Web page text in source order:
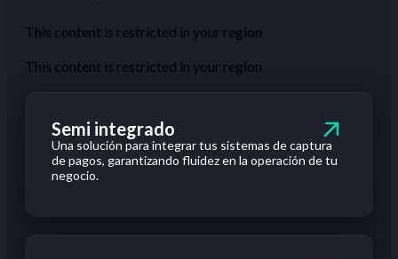
This content is restricted in your region
This content is restricted in your region
Semi integrado
Una solución para integrartus sistemas de captura
de pagos, garantizando fluidezen la operación detu
negocio.